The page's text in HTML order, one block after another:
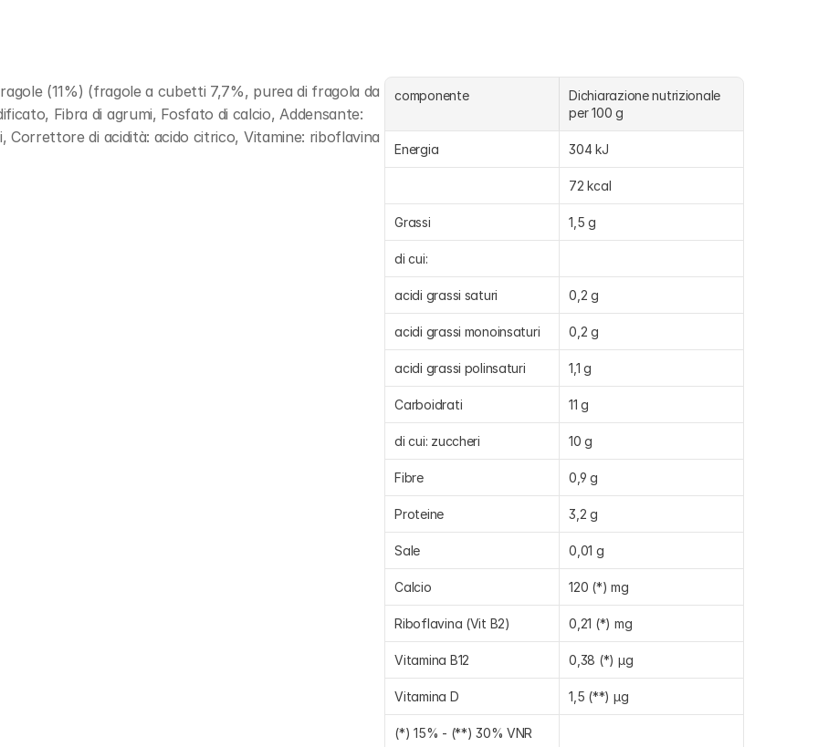
(11%) (fragole a cubetti 7,7%, purea di fragola da
Fibra di agrumi, Fosfato di calcio, Addensante:
di acidità: acido citrico, Vitamine: riboflavina
componente
Dichiarazione nutrizionale
per 100 g
Energia 304 kJ
72 kcal
Grassi 1,5 g
di cui:
acidi grassi saturi 0,2 g
acidi grassi monoinsaturi 0,2 g
acidi grassi polinsaturi 1,1 g
Carboidrati 11 g
di cui: zuccheri 10 g
Fibre 0,9 g
Proteine 3,2 g
Sale 0,01 g
Calcio 120 (*) mg
Riboflavina (Vit B2) 0,21 (*) mg
Vitamina B12 0,38 (*) µg
Vitamina D 1,5 (**) µg
(*) 15% - (**) 30% VNR